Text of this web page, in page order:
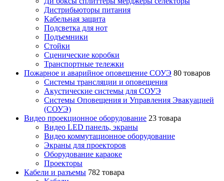
Дистрибьюторы питания
Кабельная защита
Подсветка для нот
Подъемники
Стойки
Сценические коробки
Транспортные тележки
Пожарное и аварийное оповещение СОУЭ 80 товаров
Cистемы трансляции и оповещения
Акустические системы для СОУЭ
Системы Оповещения и Управления Эвакуацией
(СОУЭ)
Видео проекционное оборудование 23 товара
Видео LED панель, экраны
Видео коммутационное оборудование
Экраны для проекторов
Оборудование караоке
Проекторы
Кабели и разъемы 782 товара